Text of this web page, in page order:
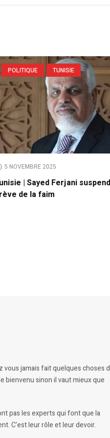
POLITIQUE TUNISIE
5 NOVEMBRE 2025
| Sayed Ferjani
de la faim
vous jamais fait quelques choses
bienvenu sinon il vaut mieux que
pas les experts qui font que la
C’est leur rôle et leur devoir.